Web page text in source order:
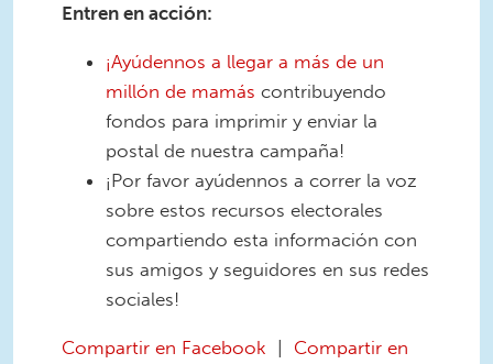
Entren en acción:
¡Ayúdennos a llegar a más de un
millón de mamás contribuyendo
fondos para imprimir y enviar la
postal de nuestra campaña!
¡Por favor ayúdennos a correr la voz
sobre estos recursos electorales
compartiendo esta información con
sus amigos y seguidores en sus redes
sociales!
Compartir en Facebook | Compartir en